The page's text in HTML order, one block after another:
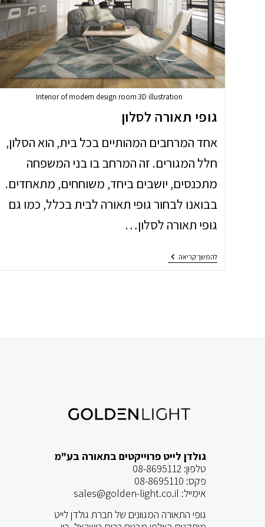
Interior of modern design room 3D illustration
גופי תאורה לסלון
אחד המרחבים המהותיים בכל בית, הוא הסלון,
חלל המגורים. זה המרחב בו בני המשפחה
מתכנסים, יושבים ביחד, משוחחים, מתאחדים.
בבואנו לבחור גופי תאורה לבית בכלל, כמו גם
גופי תאורה לסלון…
להמשך קריאהגופי
תאורה
גולדן לייט פרוייקטים בתאורה בע"מ
טלפון: 08-8695112
פקס: 08-8695110
אימייל: sales@golden-light.co.il
גופי התאורה המגוונים של חברת גולדן לייט